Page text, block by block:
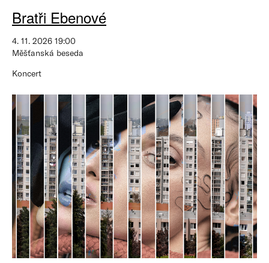
Bratři Ebenové
4. 11. 2026 19:00
Měšťanská beseda
Koncert